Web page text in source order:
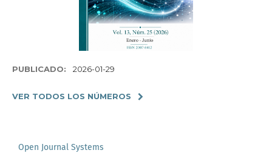
PUBLICADO: 2026-01-29
VER TODOS LOS NÚMEROS
Open Journal Systems